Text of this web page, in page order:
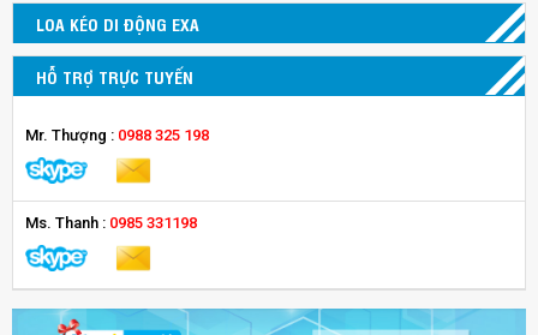
LOA KÉO DI ĐỘNG EXA
HỖ TRỢ TRỰC TUYẾN
Mr. Thượng : 0988 325 198
Ms. Thanh : 0985 331198